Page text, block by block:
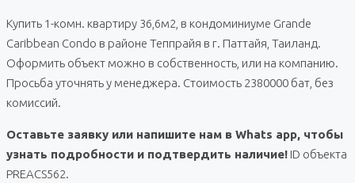
Купить 1-комн. квартиру 36,6м2, в кондоминиуме Grande
Caribbean Condo в районе Теппрайя в г. Паттайя, Таиланд.
Оформить объект можно в собственность, или на компанию.
Просьба уточнять у менеджера. Стоимость 2380000 бат, без
комиссий.
Оставьте заявку или напишите нам в Whats app, чтобы
узнать подробности и подтвердить наличие! ID объекта
PREACS562.